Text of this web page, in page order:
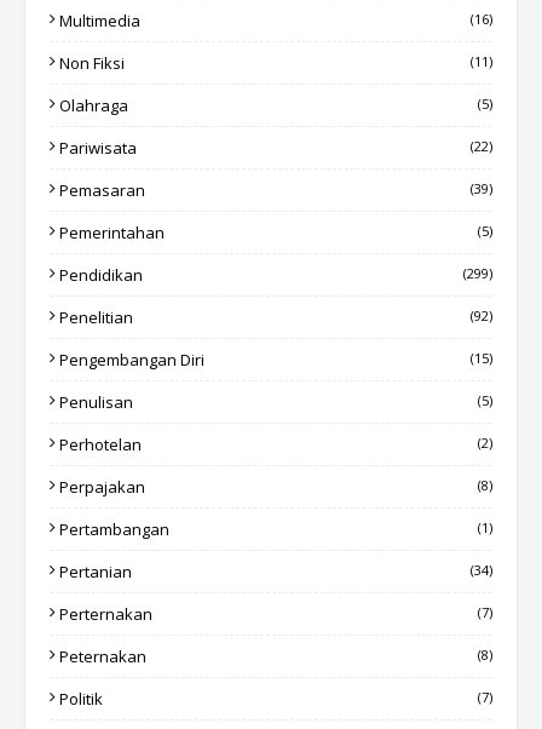
Multimedia (16)
Non Fiksi (11)
Olahraga (5)
Pariwisata (22)
Pemasaran (39)
Pemerintahan (5)
Pendidikan (299)
Penelitian (92)
Pengembangan Diri (15)
Penulisan (5)
Perhotelan (2)
Perpajakan (8)
Pertambangan (1)
Pertanian (34)
Perternakan (7)
Peternakan (8)
Politik (7)